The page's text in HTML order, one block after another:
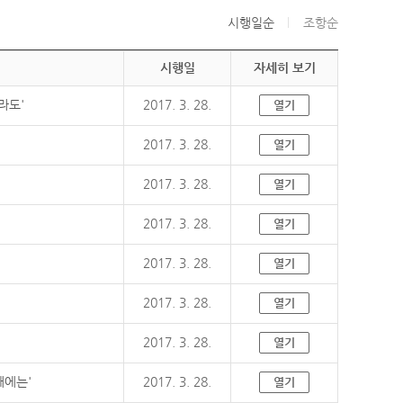
시행일순 조항순
시행일 자세히 보기
도' 2017. 3. 28. 열기
2017. 3. 28. 열기
2017. 3. 28. 열기
2017. 3. 28. 열기
2017. 3. 28. 열기
2017. 3. 28. 열기
2017. 3. 28. 열기
에는' 2017. 3. 28. 열기